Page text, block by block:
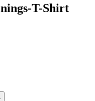
T-Shirt